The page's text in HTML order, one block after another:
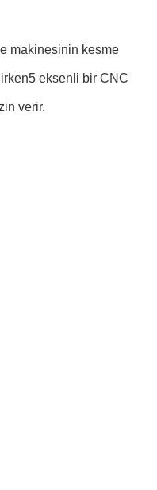
makinesinin kesme
eksenli bir CNC
verir.